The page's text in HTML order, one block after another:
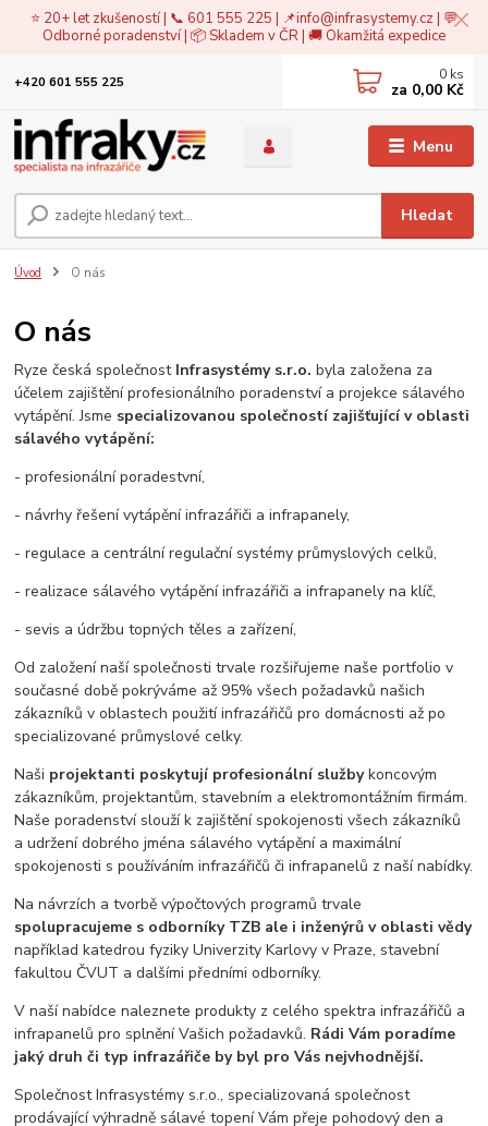
⭐ 20+ let zkušeností | 📞 601 555 225 | 📌info@infrasystemy.cz| 💬
Odborné poradenství | 📦 Skladem v ČR | 🚚 Okamžitá expedice
Menu
Hledat
+420 601 555 225 0 ks
za 0,00 Kč
Úvod O nás
O nás
Ryze česká společnost Infrasystémy s.r.o. byla založena za
účelem zajištění profesionálního poradenství a projekce sálavého
vytápění. Jsme specializovanou společností zajišťující v oblasti
sálavého vytápění:
- profesionální poradestvní,
- návrhy řešení vytápění infrazářiči a infrapanely,
- regulace a centrální regulační systémy průmyslových celků,
- realizace sálavého vytápění infrazářiči a infrapanely na klíč,
- sevis a údržbu topných těles a zařízení,
Od založení naší společnosti trvale rozšiřujeme naše portfolio v
současné době pokrýváme až 95% všech požadavků našich
zákazníků v oblastech použití infrazářičů pro domácnosti až po
specializované průmyslové celky.
Naši projektanti poskytují profesionální službykoncovým
zákazníkům, projektantům, stavebním a elektromontážním firmám.
Naše poradenství slouží k zajištění spokojenosti všech zákazníků
a udržení dobrého jména sálavého vytápění a maximální
spokojenosti s používáním infrazářičů či infrapanelů z naší nabídky.
Na návrzích a tvorbě výpočtových programů trvale
spolupracujeme s odborníky TZB ale i inženýrů v oblasti vědy
například katedrou fyziky Univerzity Karlovy v Praze, stavební
fakultou ČVUT a dalšími předními odborníky.
V naší nabídce naleznete produkty z celého spektra infrazářičů a
infrapanelů pro splnění Vašich požadavků. Rádi Vám poradíme
jaký druh či typ infrazářiče by byl pro Vás nejvhodnější.
Společnost Infrasystémy s.r.o., specializovaná společnost
prodávající výhradně sálavé topení Vám přeje pohodový den a